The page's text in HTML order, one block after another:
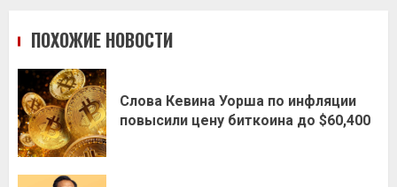
ПОХОЖИЕ НОВОСТИ
Слова Кевина Уорша по инфляции
повысили цену биткоина до $60,400